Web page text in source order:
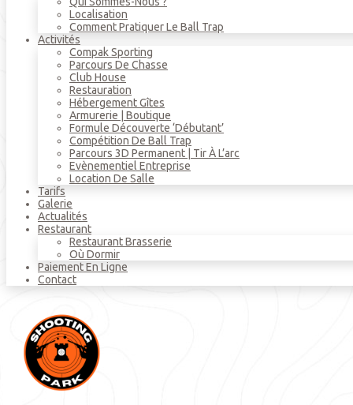
Localisation
Comment Pratiquer Le Ball Trap
Activités
Compak Sporting
Parcours De Chasse
Club House
Restauration
Hébergement Gîtes
Armurerie | Boutique
Formule Découverte ‘débutant’
Compétition De Ball Trap
Parcours 3D Permanent | Tir À L’arc
Evènementiel Entreprise
Location De Salle
Tarifs
Galerie
Actualités
Restaurant
Restaurant Brasserie
Où Dormir
Paiement En Ligne
Contact